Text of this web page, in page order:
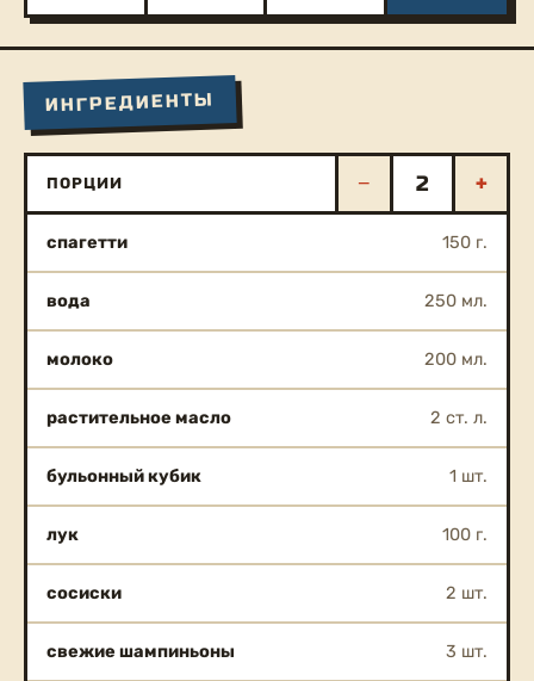
ИНГРЕДИЕНТЫ
ПОРЦИИ − +
спагетти 150 г.
вода 250 мл.
молоко 200 мл.
растительное масло 2 ст. л.
бульонный кубик 1 шт.
лук 100 г.
сосиски 2 шт.
свежие шампиньоны 3 шт.